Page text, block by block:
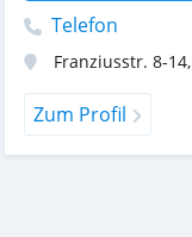
Telefon
Franziusstr. 8-14,
Zum Profil